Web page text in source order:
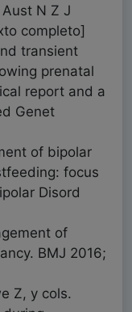
N Z J
completo]
transient
prenatal
report and a
Genet
of bipolar
focus
Disord
of
BMJ 2016;
Z, y cols.